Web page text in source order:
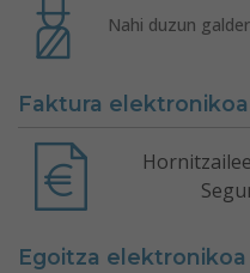
Nahi duzun
Faktura elektronikoa
Egoitza elektronikoa